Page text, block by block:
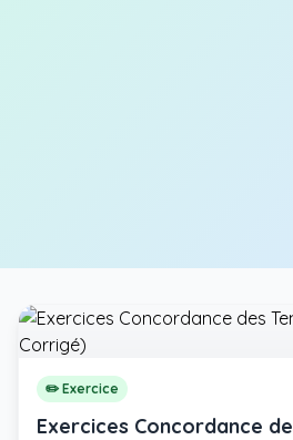
✏️ Exercice
Exercices Concordance